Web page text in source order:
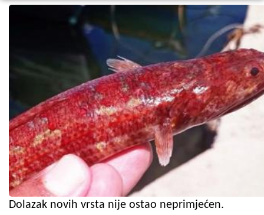
Dolazak novih vrsta nije ostao neprimjećen.